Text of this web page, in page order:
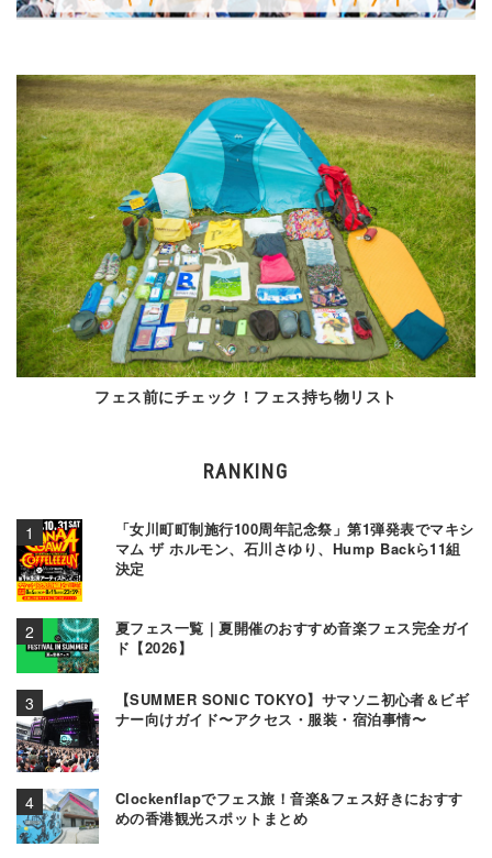
フェス前にチェック！フェス持ち物リスト
RANKING
「女川町町制施行100周年記念祭」第1弾発表でマキシ
マム ザ ホルモン、石川さゆり、Hump Backら11組
決定
夏フェス一覧｜夏開催のおすすめ音楽フェス完全ガイ
ド【2026】
【SUMMER SONIC TOKYO】サマソニ初心者＆ビギ
ナー向けガイド〜アクセス・服装・宿泊事情〜
Clockenflapでフェス旅！音楽&フェス好きにおすす
めの香港観光スポットまとめ